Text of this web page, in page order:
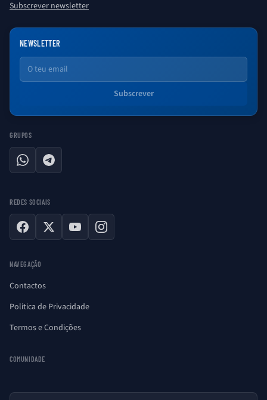
Subscrever newsletter
NEWSLETTER
Email
Subscrever
GRUPOS
WhatsAppTelegram
REDES SOCIAIS
Facebook
X YouTubeInstagram
NAVEGAÇÃO
Contactos
Politica de Privacidade
Termos e Condições
COMUNIDADE